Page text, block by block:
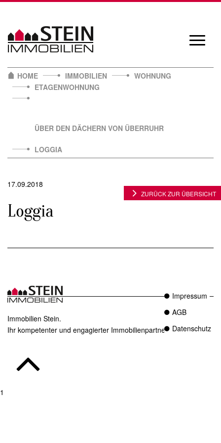
content
HOME
IMMOBILIEN
WOHNUNG
ETAGENWOHNUNG
ÜBER DEN DÄCHERN VON ÜBERRUHR
LOGGIA
17.09.2018
Loggia
ZURÜCK ZUR ÜBERSICHT
Immobilien Stein.
Ihr kompetenter und engagierter Immobilienpartner in Essen.
Impressum
AGB
Datenschutz
1